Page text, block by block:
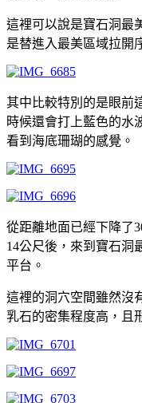
這裡可以說是寶石洞最
是替進入最美區域拉開
其中比較特別的是眼前
時候還會打上藍色的水
看到海底珊瑚的感覺。
從距離地面已經下降了
14公尺後，來到寶石洞
平台。
這裡的洞穴空間雖然沒
乳石的密集程度高，且